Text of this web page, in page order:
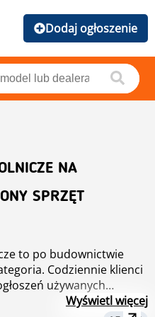
Dodaj ogłoszenie
NA
SPRZĘT
to po budownictwie
Codziennie klienci
ponad 50 kategorii.Wyświetl więcej